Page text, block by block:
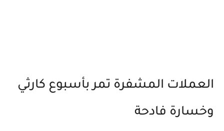
العملات المشفرة تمر بأسبوع كارثي
وخسارة فادحة